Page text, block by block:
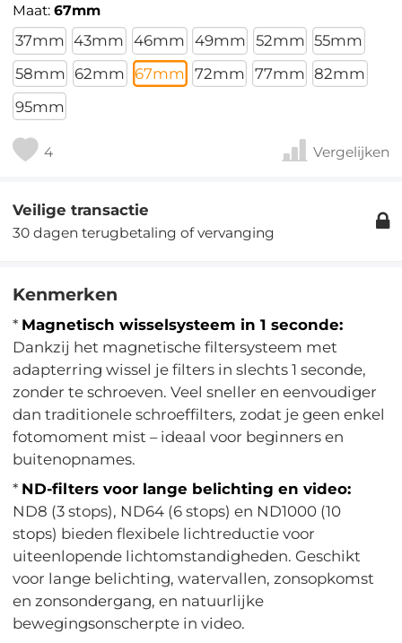
Maat:67mm
37mm 43mm 46mm 49mm 52mm 55mm
58mm 62mm 67mm 72mm 77mm 82mm
95mm
4 Vergelijken
Veilige transactie
30 dagen terugbetaling of vervanging
Kenmerken
* Magnetisch wisselsysteem in 1 seconde:
Dankzij het magnetische filtersysteem met
adapterring wissel je filters in slechts 1 seconde,
zonder te schroeven. Veel sneller en eenvoudiger
dan traditionele schroeffilters, zodat je geen enkel
fotomoment mist – ideaal voor beginners en
buitenopnames.
* ND-filters voor lange belichting en video:
ND8 (3 stops), ND64 (6 stops) en ND1000 (10
stops) bieden flexibele lichtreductie voor
uiteenlopende lichtomstandigheden. Geschikt
voor lange belichting, watervallen, zonsopkomst
en zonsondergang, en natuurlijke
bewegingsonscherpte in video.